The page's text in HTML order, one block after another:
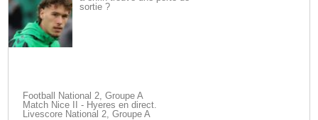
sortie ?
Football National 2, Groupe A
Match Nice II - Hyeres en direct.
Livescore National 2, Groupe A